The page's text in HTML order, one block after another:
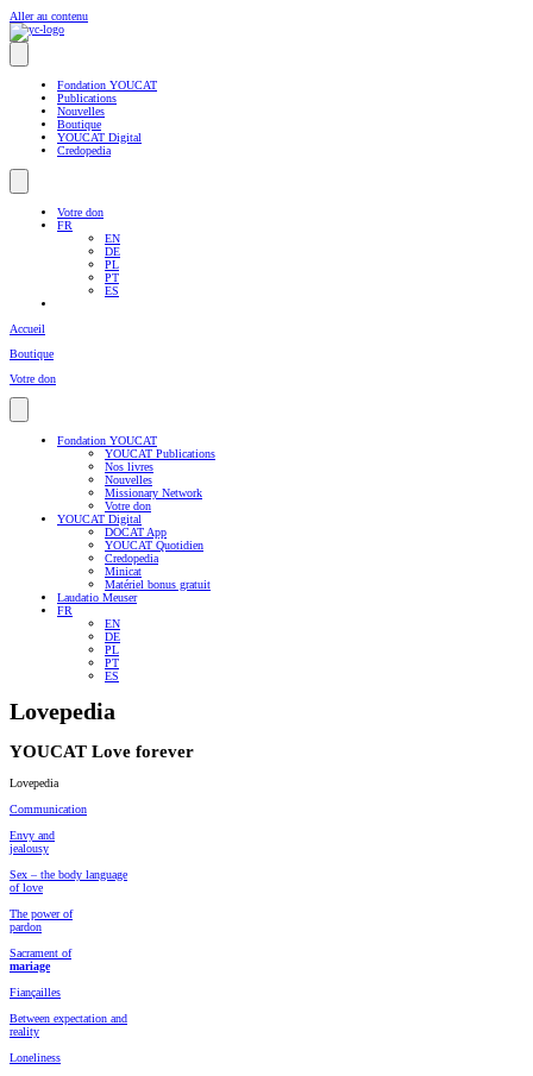
Aller au contenu
Fondation YOUCAT
Publications
Nouvelles
Boutique
YOUCAT Digital
Credopedia
Votre don
FR
EN
DE
PL
PT
ES
Accueil
Boutique
Votre don
Fondation YOUCAT
YOUCAT Publications
Nos livres
Nouvelles
Missionary Network
Votre don
YOUCAT Digital
DOCAT App
YOUCAT Quotidien
Credopedia
Minicat
Matériel bonus gratuit
Laudatio Meuser
FR
EN
DE
PL
PT
ES
Lovepedia
YOUCAT Love forever
Lovepedia
Communication
Envy and
jealousy
Sex – the body language
of love
The power of
pardon
Sacrament of
mariage
Fiançailles
Between expectation and
reality
Loneliness